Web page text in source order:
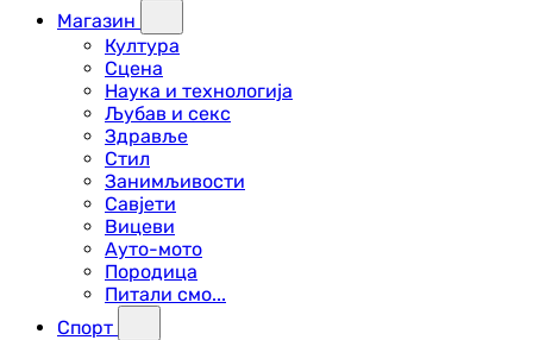
Магазин
Култура
Сцена
Наука и технологија
Љубав и секс
Здравље
Стил
Занимљивости
Савјети
Вицеви
Ауто-мото
Породица
Питали смо...
Спорт